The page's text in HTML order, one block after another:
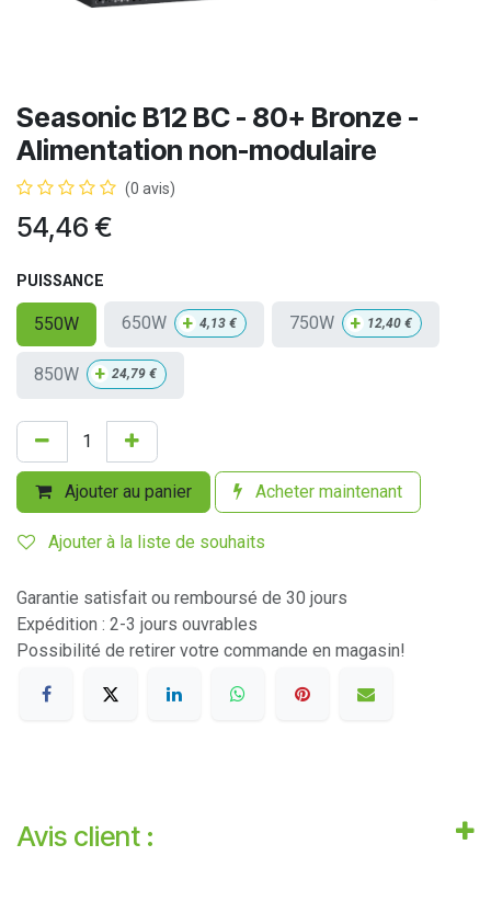
Seasonic B12 BC - 80+ Bronze -
Alimentation non-modulaire
(0 avis)
54,46 €
PUISSANCE
550W 650W + 4,13 € 750W + 12,40 €
850W + 24,79 €
Ajouter au panier Acheter maintenant
Ajouter à la liste de souhaits
Garantie satisfait ou remboursé de 30 jours
Expédition : 2-3 jours ouvrables
Possibilité de retirer votre commande en magasin!
Avis client :